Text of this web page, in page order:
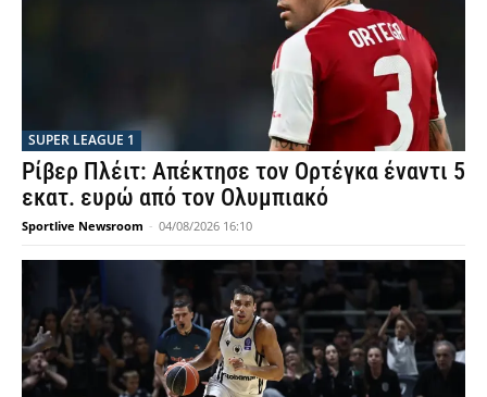
SUPER LEAGUE 1
Ρίβερ Πλέιτ: Απέκτησε τον Ορτέγκα έναντι 5
εκατ. ευρώ από τον Ολυμπιακό
Sportlive Newsroom - 04/08/2026 16:10